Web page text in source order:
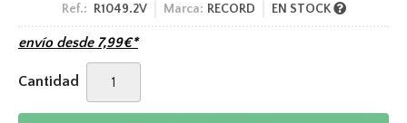
Ref.: R1049.2V Marca: RECORD EN STOCK
envío desde 7,99€*
Cantidad